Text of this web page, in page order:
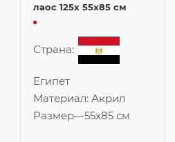
лаос 125x 55x85 см
Страна:
Египет
Материал: Акрил
Размер—55x85 см